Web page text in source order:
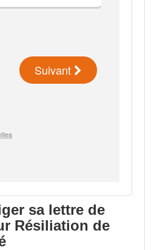
sa lettre de
Résiliation de